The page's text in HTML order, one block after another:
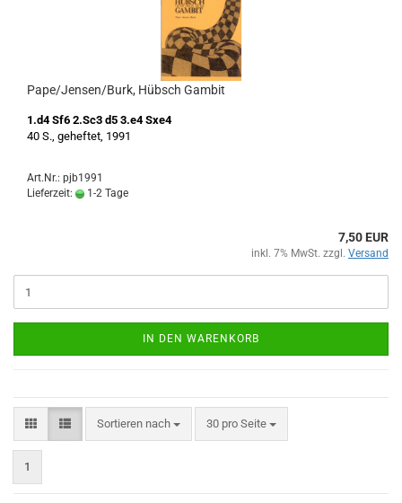
Pape/Jensen/Burk, Hübsch Gambit
1.d4 Sf6 2.Sc3 d5 3.e4 Sxe4
40 S., geheftet, 1991
Art.Nr.: pjb1991
Lieferzeit:
1-2 Tage
7,50 EUR
inkl. 7% MwSt. zzgl. Versand
IN DEN WARENKORB
Sortieren nach
Sortieren nach 30 pro Seite
pro Seite
1